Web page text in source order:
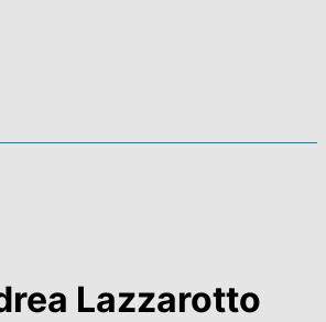
Lazzarotto